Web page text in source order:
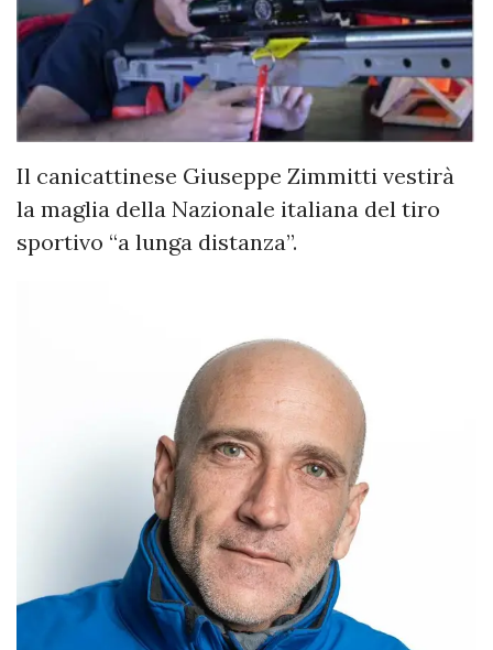
Il canicattinese Giuseppe Zimmitti vestirà
la maglia della Nazionale italiana del tiro
sportivo “a lunga distanza”.